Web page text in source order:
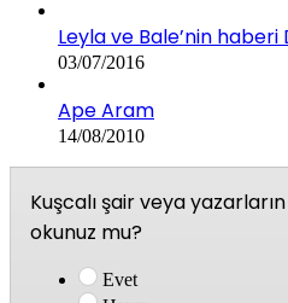
Leyla ve Bale’nin
03/07/2016
Ape Aram
14/08/2010
Kuşcalı şair veya
okunuz mu?
Evet